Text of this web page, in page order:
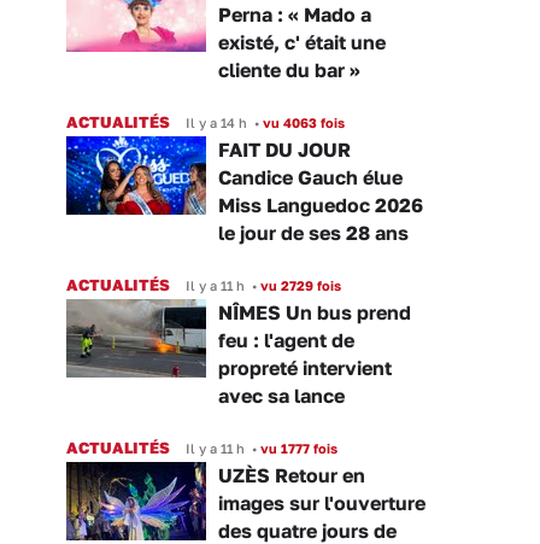
Perna : « Mado a
existé, c' était une
cliente du bar »
ACTUALITÉS Il y a 14 h • vu 4063 fois
FAIT DU JOUR
Candice Gauch élue
Miss Languedoc 2026
le jour de ses 28 ans
ACTUALITÉS Il y a 11 h • vu 2729 fois
NÎMES Un bus prend
feu : l'agent de
propreté intervient
avec sa lance
ACTUALITÉS Il y a 11 h • vu 1777 fois
UZÈS Retour en
images sur l'ouverture
des quatre jours de